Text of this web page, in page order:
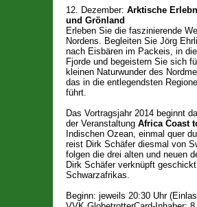
12. Dezember: Arktische
und Grönland
Erleben Sie die faszinierende
Nordens. Begleiten Sie Jörg
nach Eisbären im Packeis, in
Fjorde und begeistern Sie sich
kleinen Naturwunder des
das in die entlegendsten
führt.
Das Vortragsjahr 2014 beginnt
der Veranstaltung Africa Coast
Indischen Ozean, einmal quer
reist Dirk Schäfer diesmal von
folgen die drei alten und neuen
Dirk Schäfer verknüpft
Schwarzafrikas.
Beginn: jeweils 20:30 Uhr